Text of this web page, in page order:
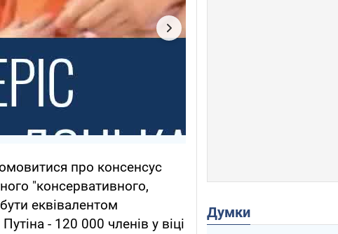
про консенсус
"консервативного,
еквівалентом
- 120 000 членів у віці
Думки